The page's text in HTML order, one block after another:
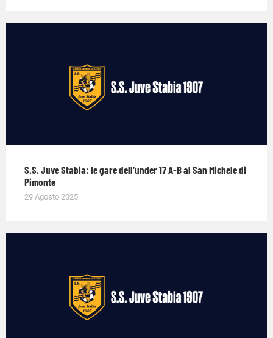
S.S. Juve Stabia: le gare dell’under 17 A-B al San Michele di
Pimonte
29 Agosto 2025